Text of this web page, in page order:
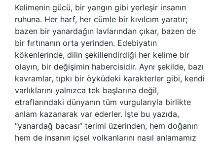
Kelimenin gücü, bir yangın gibi yerleşir insanın
ruhuna. Her harf, her cümle bir kıvılcım yaratır;
bazen bir yanardağın lavlarından çıkar, bazen de
bir fırtınanın orta yerinden. Edebiyatın
kökenlerinde, dilin şekillendirdiği her kelime bir
olayın, bir değişimin habercisidir. Aynı şekilde, bazı
kavramlar, tıpkı bir öyküdeki karakterler gibi, kendi
varlıklarını yalnızca tek başlarına değil,
etraflarındaki dünyanın tüm vurgularıyla birlikte
anlam kazanarak var ederler. İşte bu yazıda,
“yanardağ bacası” terimi üzerinden, hem doğanın
hem de insanın içsel volkanlarını nasıl anlamamız